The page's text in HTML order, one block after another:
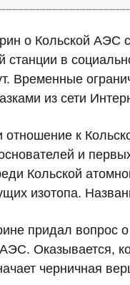
о Кольской АЭС
в
Временные
из сети
к
и
Кольской
изотопа.
придал вопрос
Оказывается,
черничная